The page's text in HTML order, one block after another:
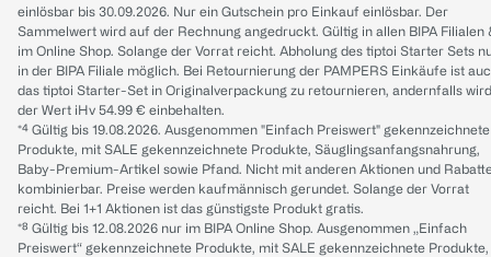
einlösbar bis 30.09.2026. Nur ein Gutschein pro Einkauf einlösbar. Der
Sammelwert wird auf der Rechnung angedruckt. Gültig in allen BIPA Filialen
im Online Shop. Solange der Vorrat reicht. Abholung des tiptoi Starter Sets
in der BIPA Filiale möglich. Bei Retournierung der PAMPERS Einkäufe ist
das tiptoi Starter-Set in Originalverpackung zu retournieren, andernfalls wird
der Wert iHv 54.99 € einbehalten.
*⁴ Gültig bis 19.08.2026. Ausgenommen "Einfach Preiswert" gekennzeichnete
Produkte, mit SALE gekennzeichnete Produkte, Säuglingsanfangsnahrung,
Baby-Premium-Artikel sowie Pfand. Nicht mit anderen Aktionen und
kombinierbar. Preise werden kaufmännisch gerundet. Solange der Vorrat
reicht. Bei 1+1 Aktionen ist das günstigste Produkt gratis.
*⁸ Gültig bis 12.08.2026 nur im BIPA Online Shop. Ausgenommen „Einfach
Preiswert“ gekennzeichnete Produkte, mit SALE gekennzeichnete Produkte,